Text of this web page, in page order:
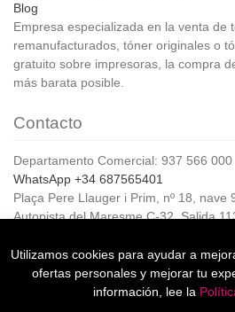
Blog
Empresa especializada en la venta de
remanufacturados, tóner originales o
gratuito sobre impresoras, la compra
más barata posible.
Contacto
Departamento Comercial: 937 566 000
WhatsApp +34 687565401
Plaça Pere Llauger i Prim, nº 18, nave
Autopista del Maresme C-32, Salida
Horario de Atención al cliente:
De lunes a jueves de 8:00 a 17:00,
Viernes de 8:00 a 15:00
Utilizamos cookies para ayudar a
ofertas personales y mejorar tu
información, lee la